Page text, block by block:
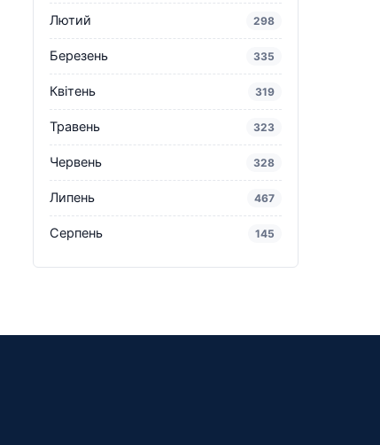
Лютий 298
Березень 335
Квітень 319
Травень 323
Червень 328
Липень 467
Серпень 145